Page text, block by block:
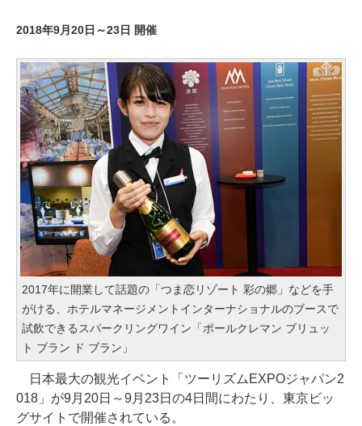
2018年9月20日～23日 開催
2017年に開業して話題の「つま恋リゾート 彩の郷」などを手
がける、ホテルマネージメントインターナショナルのブースで
試飲できるスパークリングワイン「ポールクレマン ブリュッ
ト ブラン ド ブラン」
日本最大の観光イベント「ツーリズムEXPOジャパン2
018」が9月20日～9月23日の4日間にわたり、東京ビッ
グサイトで開催されている。